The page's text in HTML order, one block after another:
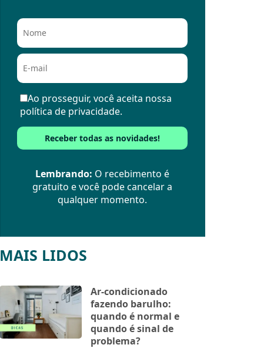
Ao prosseguir, você aceita nossa
política de privacidade.
Lembrando: O recebimento é
gratuito e você pode cancelar a
qualquer momento.
MAIS LIDOS
Ar-condicionado
fazendo barulho:
quando é normal e
quando é sinal de
problema?